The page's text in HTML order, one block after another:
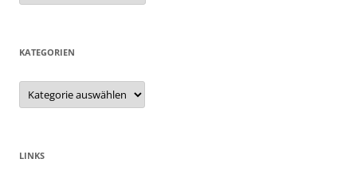
KATEGORIEN
Kategorien
LINKS